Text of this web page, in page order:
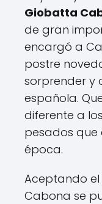
Giobatta
de gran
encargó a
postre
sorprender y
española.
diferente a
pesados que
época.
Aceptando
Cabona se